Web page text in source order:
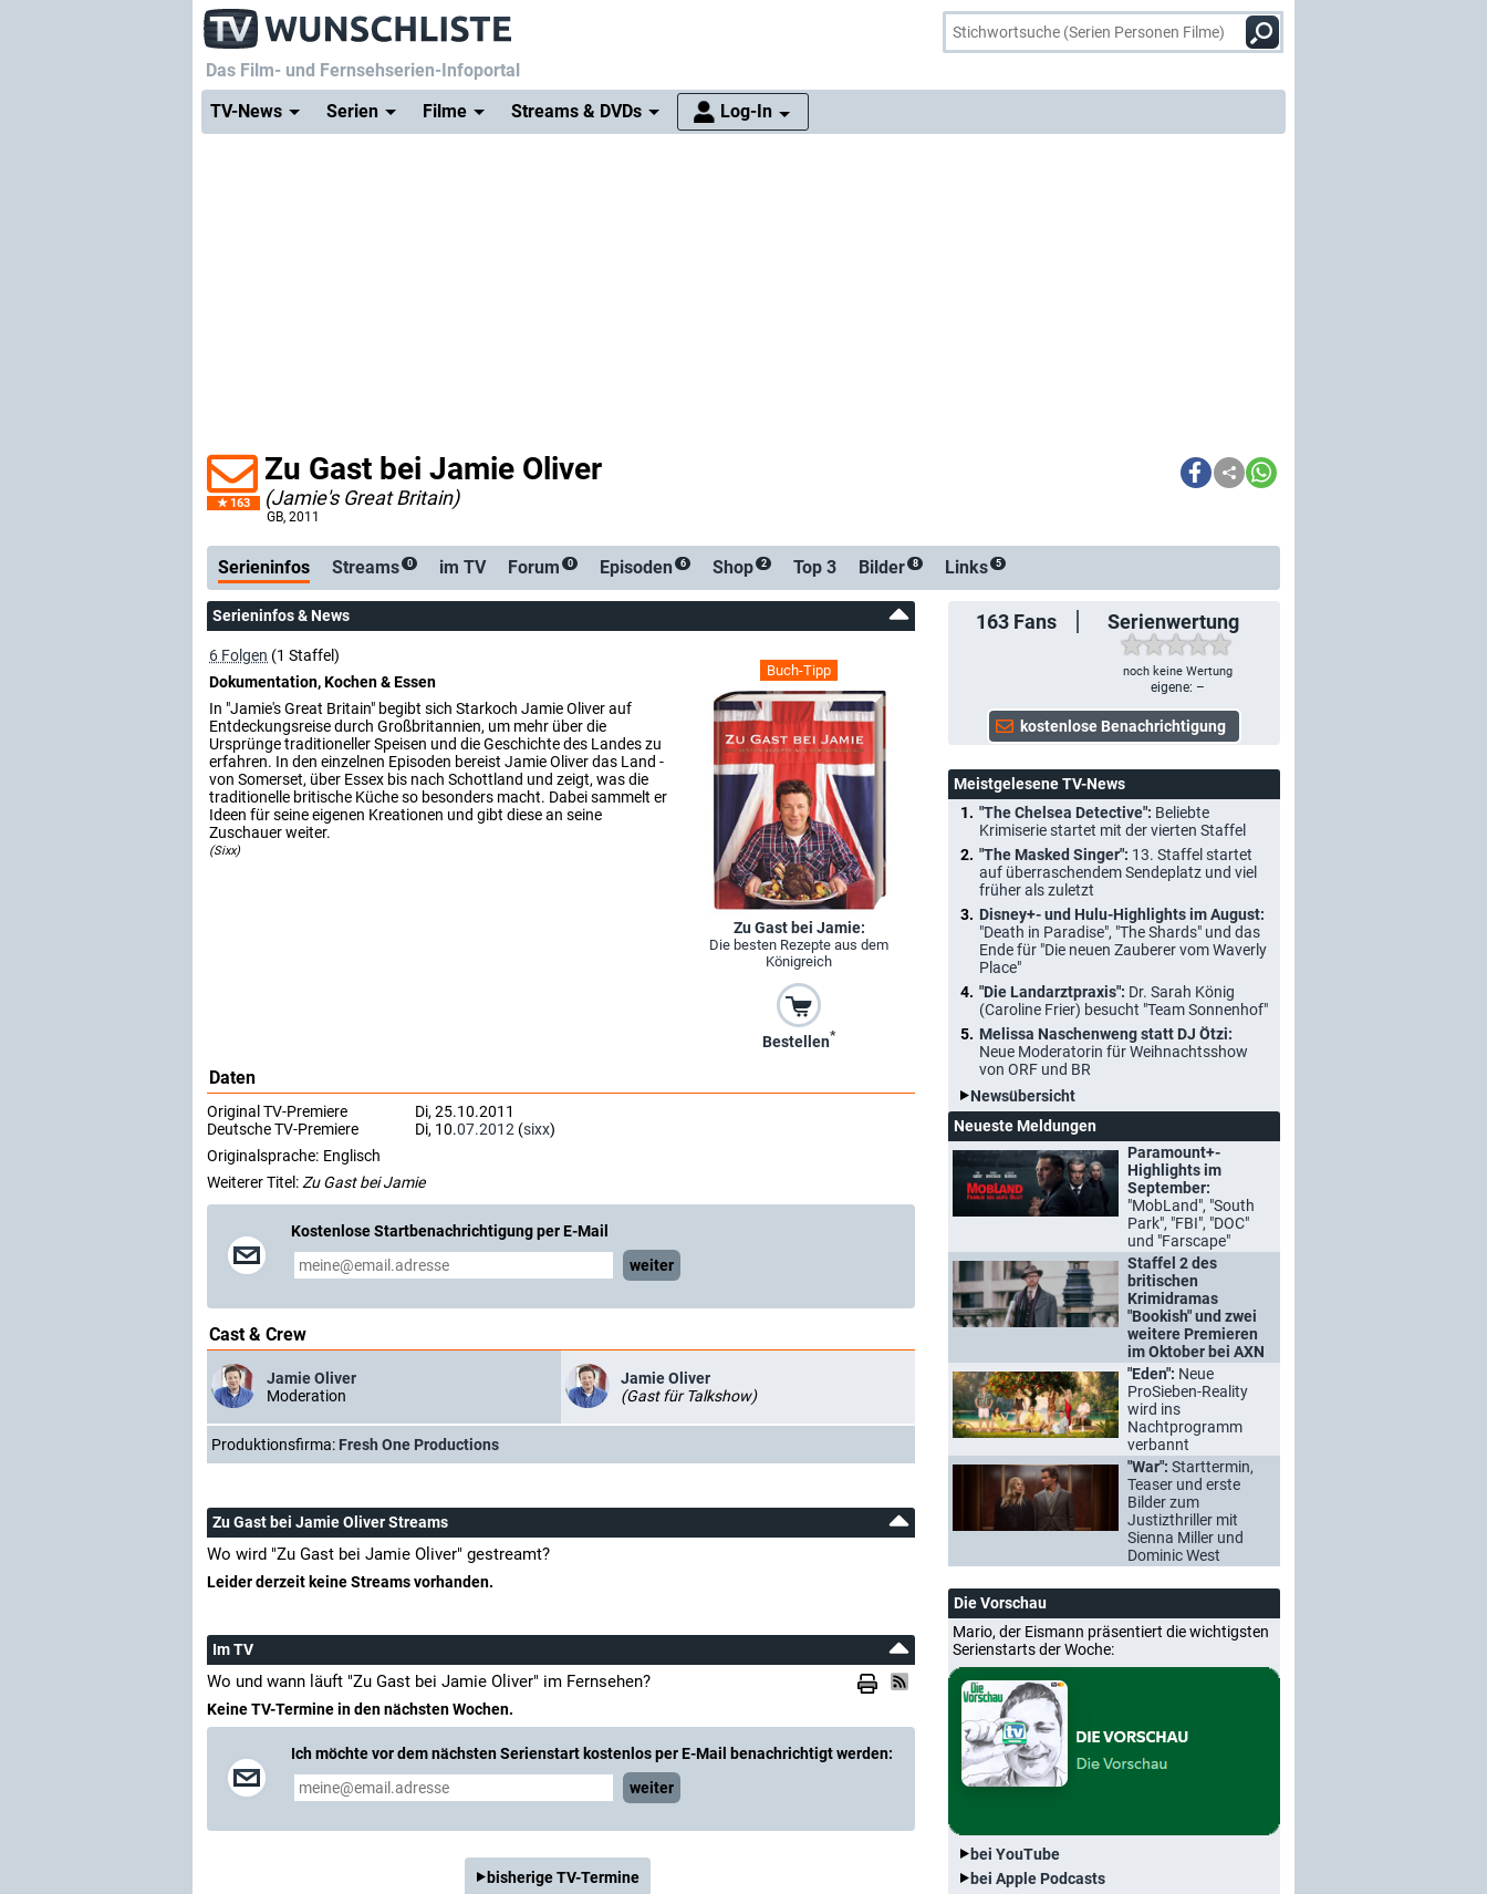
Das Film- und Fernsehserien-Infoportal
TV-News
Serien Filme Streams & DVDs Log-In
163
Zu Gast bei Jamie Oliver
(Jamie's Great Britain)
GB, 2011
Serienticker
Serieninfos Streams 0 im TV Forum 0 Episoden 6 Shop 2 Top 3 Bilder 8 Links 5
163 Fans Serienwertung
noch keine Wertung
eigene: –
Serieninfos & News
Buch-Tipp
Zu Gast bei Jamie:
Die besten Rezepte aus dem
Königreich
Bestellen*
6 Folgen (1 Staffel)
Dokumentation, Kochen & Essen
In "Jamie's Great Britain" begibt sich Starkoch Jamie Oliver auf
Entdeckungsreise durch Großbritannien, um mehr über die
Ursprünge traditioneller Speisen und die Geschichte des Landes zu
erfahren. In den einzelnen Episoden bereist Jamie Oliver das Land -
von Somerset, über Essex bis nach Schottland und zeigt, was die
traditionelle britische Küche so besonders macht. Dabei sammelt er
Ideen für seine eigenen Kreationen und gibt diese an seine
Zuschauer weiter.
(Sixx)
Daten
Original TV-Premiere
Di, 25.10.2011
Deutsche TV-Premiere
Di, 10.07.2012 (sixx)
Originalsprache: Englisch
Weiterer Titel:Zu Gast bei Jamie
Kostenlose Startbenachrichtigung per E-Mail
weiter
Cast & Crew
Jamie Oliver
Moderation
Jamie Oliver
(Gast für Talkshow)
Produktionsfirma: Fresh One Productions
Zu Gast bei Jamie Oliver Streams
Wo wird "Zu Gast bei Jamie Oliver" gestreamt?
Leider derzeit keine Streams vorhanden.
Im TV
Wo und wann läuft "Zu Gast bei Jamie Oliver" im Fernsehen?
Keine TV-Termine in den nächsten Wochen.
Ich möchte vor dem nächsten Serienstart kostenlos per E-Mail benachrichtigt werden:
weiter
bisherige TV-Termine
Meistgelesene TV-News
"The Chelsea Detective": Beliebte
Krimiserie startet mit der vierten Staffel
"The Masked Singer": 13. Staffel startet
auf überraschendem Sendeplatz und viel
früher als zuletzt
Disney+- und Hulu-Highlights im August:
"Death in Paradise", "The Shards" und das
Ende für "Die neuen Zauberer vom Waverly
Place"
"Die Landarztpraxis": Dr. Sarah König
(Caroline Frier) besucht "Team Sonnenhof"
Melissa Naschenweng statt DJ Ötzi:
Neue Moderatorin für Weihnachtsshow
von ORF und BR
Newsübersicht
Neueste Meldungen
Paramount+-
Highlights im
September:
"MobLand", "South
Park", "FBI", "DOC"
und "Farscape"
Staffel 2 des
britischen
Krimidramas
"Bookish" und zwei
weitere Premieren
im Oktober bei AXN
"Eden": Neue
ProSieben-Reality
wird ins
Nachtprogramm
verbannt
"War": Starttermin,
Teaser und erste
Bilder zum
Justizthriller mit
Sienna Miller und
Dominic West
Die Vorschau
Mario, der Eismann präsentiert die wichtigsten
Serienstarts der Woche:
bei YouTube
bei Apple Podcasts